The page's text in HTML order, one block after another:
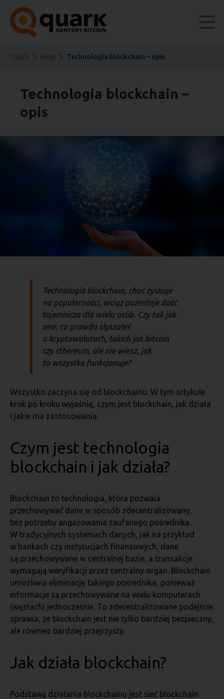
Technologia blockchain – opis
Technologia blockchain –
opis
Technologia blockchain, choć zyskuje
na popularności, wciąż pozostaje dość
tajemnicza dla wielu osób. Czy tak jak
one, co prawda słyszałeś
o kryptowalutach, takich jak bitcoin
czy cthereum, ale nie wiesz, jak
to wszystko funkcjonuje?
Wszystko zaczyna się od blockchainu. W tym artykule
krok po kroku wyjaśnię, czym jest blockchain, jak działa
i jakie ma zastosowania.
Czym jest technologia
blockchain i jak działa?
Blockchain to technologia, która pozwala
przechowywać dane w sposób zdecentralizowany,
bez potrzeby angażowania zaufanego pośrednika.
W tradycyjnych systemach danych, jak na przykład
w bankach czy instytucjach finansowych, dane
są przechowywane w centralnej bazie, a transakcje
wymagają weryfikacji przez centralny organ. Blockchain
umożliwia eliminację takiego pośrednika, ponieważ
informacje są przechowywane na wielu komputerach
(węzłach) jednocześnie. To zdecentralizowane podejście
sprawia, że blockchain jest nie tylko bardziej bezpieczny,
ale również bardziej przejrzysty.
Jak działa blockchain?
Podstawą działania blockchainu jest sieć blockchain